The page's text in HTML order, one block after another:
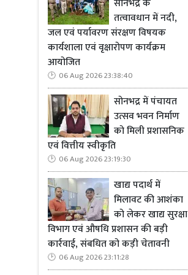
सोनभद्र के
तत्वावधान में नदी,
जल एवं पर्यावरण संरक्षण विषयक
कार्यशाला एवं वृक्षारोपण कार्यक्रम
आयोजित
06 Aug 2026 23:38:40
सोनभद्र में पंचायत
उत्सव भवन निर्माण
को मिली प्रशासनिक
एवं वित्तीय स्वीकृति
06 Aug 2026 23:19:30
खाद्य पदार्थ में
मिलावट की आशंका
को लेकर खाद्य सुरक्षा
विभाग एवं औषधि प्रशासन की बड़ी
कार्रवाई, संबधित को कड़ी चेतावनी
06 Aug 2026 23:11:28